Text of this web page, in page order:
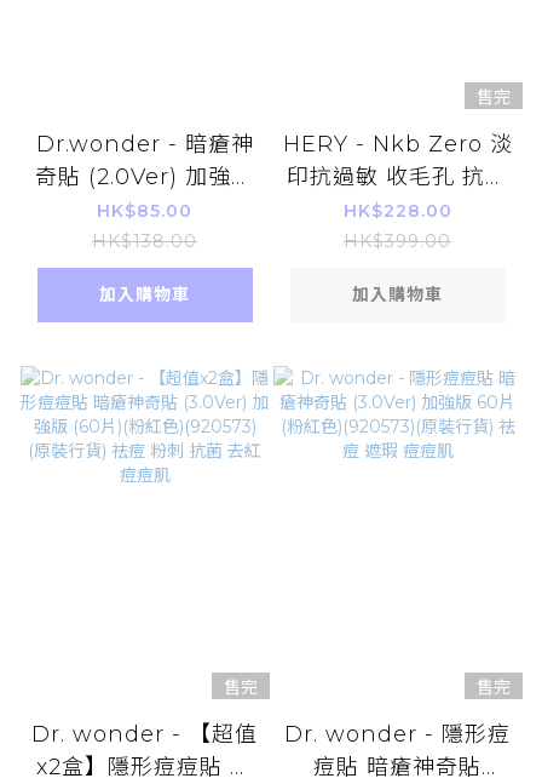
Dr.wonder - 暗瘡神
奇貼 (2.0Ver) 加強版
60片(綠色-薄荷款)
HK$85.00
HK$138.00
加入購物車
售完
HERY - Nkb Zero 淡
印抗過敏 收毛孔 抗痘
修護美容精華 29ml
HK$228.00
HK$399.00
加入購物車
售完
Dr. wonder - 【超值
x2盒】隱形痘痘貼 暗
售完
Dr. wonder - 隱形痘
痘貼 暗瘡神奇貼